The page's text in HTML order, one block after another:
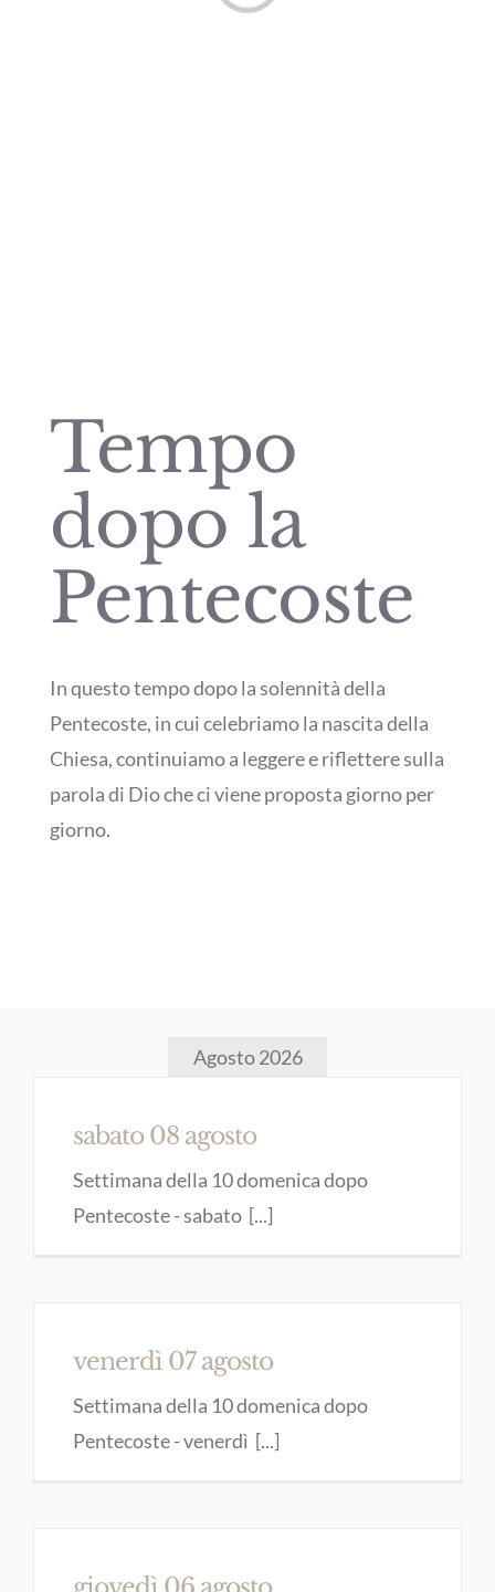
Tempo
dopo la
Pentecoste
In questo tempo dopo la solennità della
Pentecoste, in cui celebriamo la nascita della
Chiesa, continuiamo a leggere e riflettere sulla
parola di Dio che ci viene proposta giorno per
giorno.
Agosto 2026
sabato 08 agosto
Settimana della 10 domenica dopo
Pentecoste - sabato [...]
venerdì 07 agosto
Settimana della 10 domenica dopo
Pentecoste - venerdì [...]